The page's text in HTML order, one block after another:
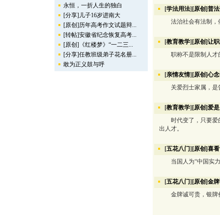
永恒，一折人生的独白
[分享]儿子16岁进南大
[原创]历年高考作文试题辩...
[转帖]安徽省纪念恢复高考...
[原创]《红楼梦》“一二三...
[分享]任教班级弟子花名册...
敢为正义鼓与呼
[学法用法][原创]普
法治社会有法制，依
[教育教学][原创]让
职称不是限制人才的
[亲情友情][原创]心
关爱烈士家属，是
[教育教学][原创]爱
时代变了，只要爱的
出人才。
[五花八门][原创]喜
当国人为“中国实力”
[五花八门][原创]金
金牌诚可贵，银牌